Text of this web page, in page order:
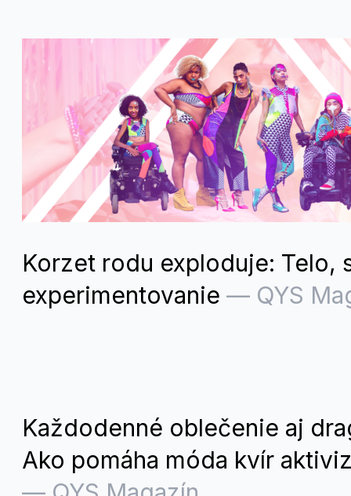
Korzet rodu exploduje: Telo,
experimentovanie — QYS
Každodenné oblečenie aj
Ako pomáha móda kvír